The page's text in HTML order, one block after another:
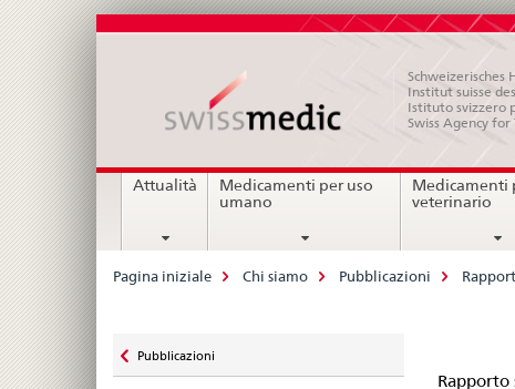
Institut suisse
Istituto svizzero
Swiss Agency
Navigation
Attualità
Medicamenti per uso
umano
Medicamenti
veterinario
Breadcrumb
Pagina iniziale Chi siamo Pubblicazioni
zu
Pubblicazioni